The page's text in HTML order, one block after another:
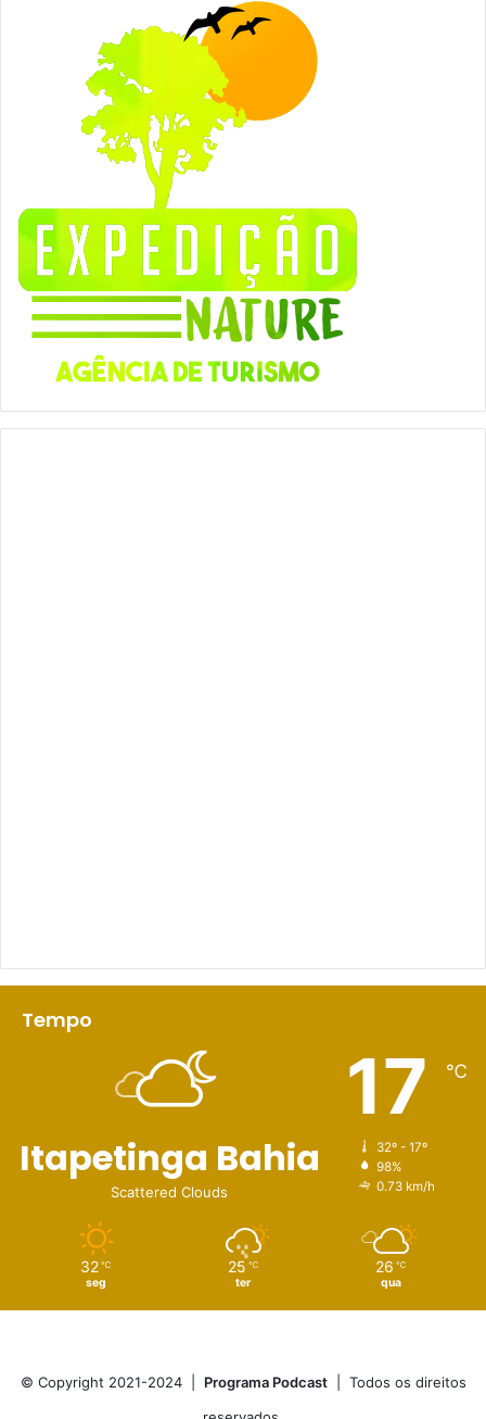
Tempo
Itapetinga Bahia
Scattered Clouds
17 ℃
32º - 17º
98%
0.73 km/h
32 ℃
seg
25 ℃
ter
26 ℃
qua
© Copyright 2021-2024 | Programa Podcast| Todos os direitos